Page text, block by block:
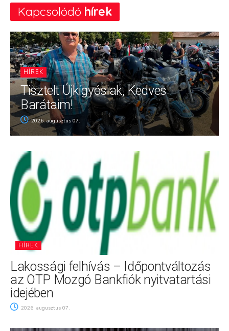
Kapcsolódó hírek
HÍREK
Tisztelt Újkígyósiak, Kedves
Barátaim!
2026. augusztus 07.
HÍREK
Lakossági felhívás – Időpontváltozás
az OTP Mozgó Bankfiók nyitvatartási
idejében
2026. augusztus 07.